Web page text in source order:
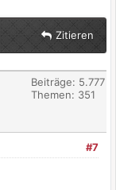
Zitieren
Beiträge: 5.777
Themen: 351
#7